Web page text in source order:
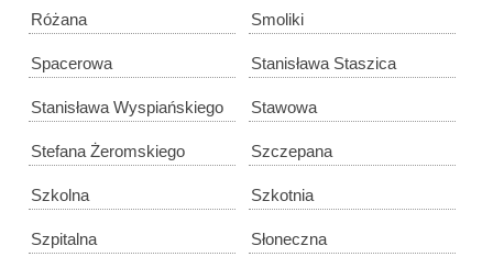
Różana Smoliki
Spacerowa Stanisława Staszica
Stanisława Wyspiańskiego Stawowa
Stefana Żeromskiego Szczepana
Szkolna Szkotnia
Szpitalna Słoneczna